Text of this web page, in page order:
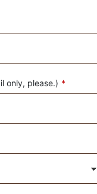
*
only, please.)